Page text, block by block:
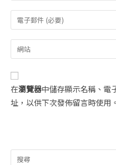
在瀏覽器中儲存顯示名稱、電
址，以供下次發佈留言時使用。